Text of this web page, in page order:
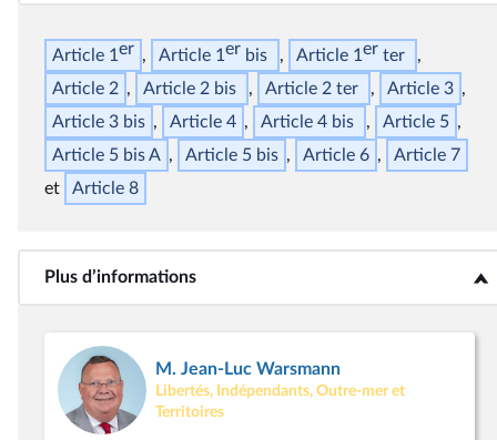
Article 1er Article 1er bis Article 1er ter
Article 2
Article 2 bis Article 2 ter
Article 3
Article 3 bis Article 4 Article 4 bis
Article 5
Article 5 bisA Article 5 bis Article 6
Article 7
Article 8
Plus d’informations<b>Plus d’informations</b>
M. Jean-Luc Warsmann
Libertés, Indépendants, Outre-mer et
Territoires